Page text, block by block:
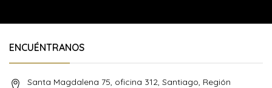
ENCUÉNTRANOS
Santa Magdalena 75, oficina 312, Santiago, Región